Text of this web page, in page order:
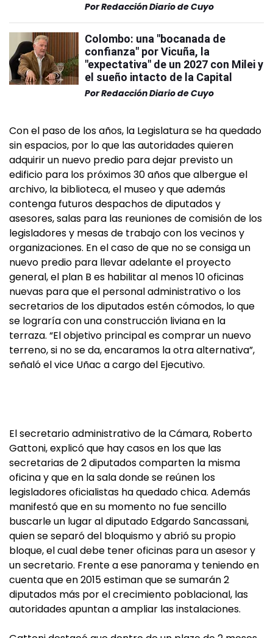
PorRedacción Diario de Cuyo
Colombo: una "bocanada de
confianza" por Vicuña, la
"expectativa" de un 2027 con Milei y
el sueño intacto de la Capital
PorRedacción Diario de Cuyo
Con el paso de los años, la Legislatura se ha quedado
sin espacios, por lo que las autoridades quieren
adquirir un nuevo predio para dejar previsto un
edificio para los próximos 30 años que albergue el
archivo, la biblioteca, el museo y que además
contenga futuros despachos de diputados y
asesores, salas para las reuniones de comisión de los
legisladores y mesas de trabajo con los vecinos y
organizaciones. En el caso de que no se consiga un
nuevo predio para llevar adelante el proyecto
general, el plan B es habilitar al menos 10 oficinas
nuevas para que el personal administrativo o los
secretarios de los diputados estén cómodos, lo que
se lograría con una construcción liviana en la
terraza. “El objetivo principal es comprar un nuevo
terreno, si no se da, encaramos la otra alternativa”,
señaló el vice Uñac a cargo del Ejecutivo.
El secretario administrativo de la Cámara, Roberto
Gattoni, explicó que hay casos en los que las
secretarias de 2 diputados comparten la misma
oficina y que en la sala donde se reúnen los
legisladores oficialistas ha quedado chica. Además
manifestó que en su momento no fue sencillo
buscarle un lugar al diputado Edgardo Sancassani,
quien se separó del bloquismo y abrió su propio
bloque, el cual debe tener oficinas para un asesor y
un secretario. Frente a ese panorama y teniendo en
cuenta que en 2015 estiman que se sumarán 2
diputados más por el crecimiento poblacional, las
autoridades apuntan a ampliar las instalaciones.